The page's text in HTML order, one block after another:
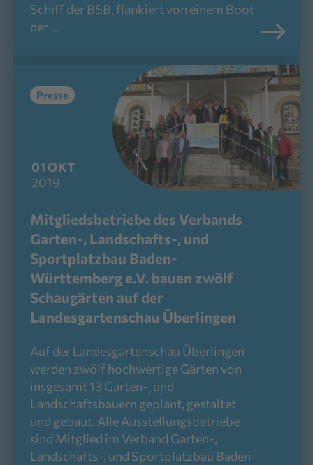
Schiff der BSB, flankiert von einem Boot
der ...
01 OKT
2019
Presse
Mitgliedsbetriebe des Verbands
Garten-, Landschafts-, und
Sportplatzbau Baden-
Württemberg e.V. bauen zwölf
Schaugärten auf der
Landesgartenschau Überlingen
Auf der Landesgartenschau Überlingen
werden zwölf hochwertige Gärten von
insgesamt 13 Garten-, und
Landschaftsbauern geplant, gestaltet
und gebaut. Alle Ausstellungsbetriebe
sind Mitglied im Verband Garten-,
Landschafts-, und Sportplatzbau Baden-